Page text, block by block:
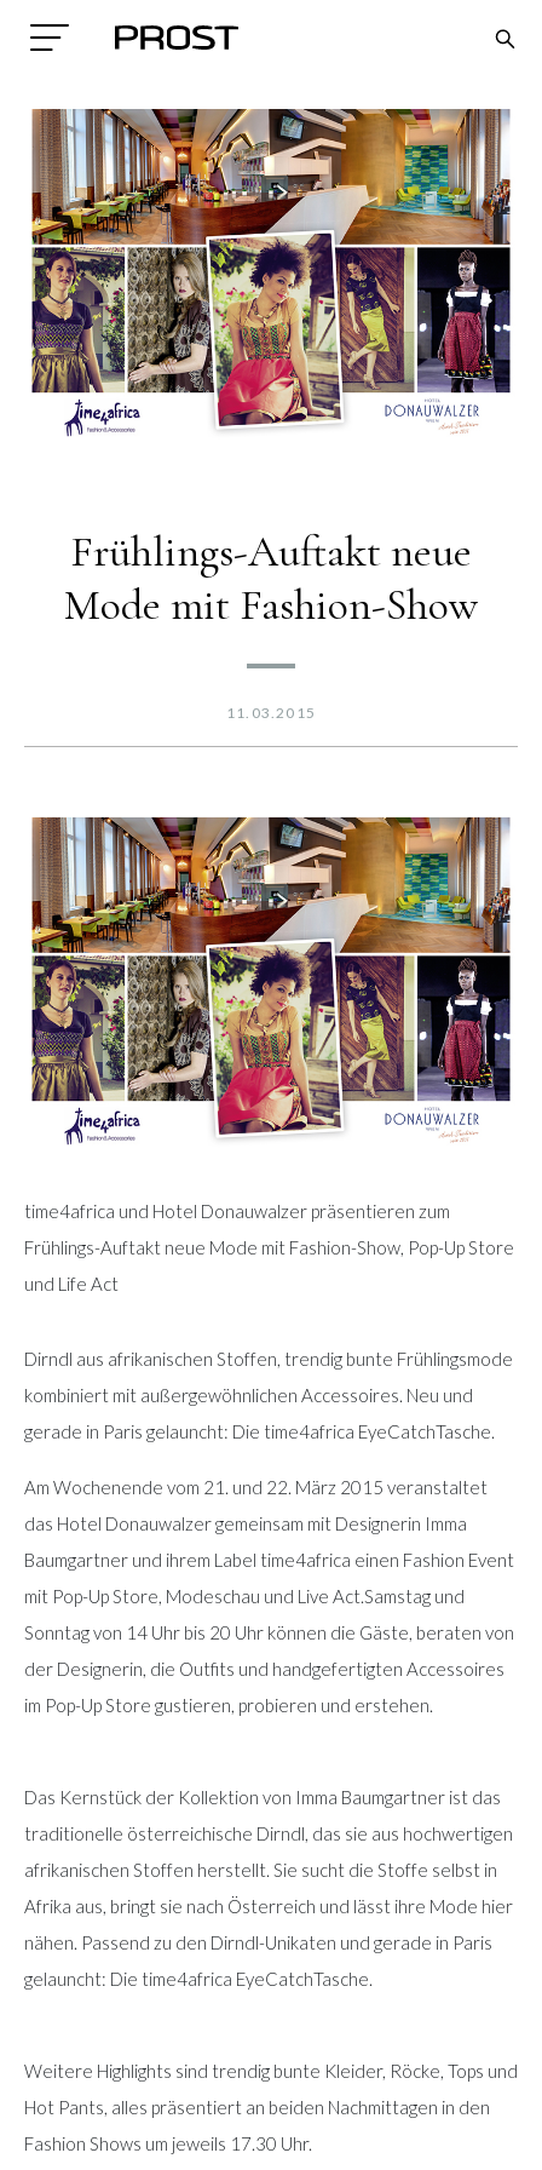
Search
Frühlings-Auftakt neue
Mode mit Fashion-Show
11.03.2015
time4africa und Hotel Donauwalzer präsentieren zum
Frühlings-Auftakt neue Mode mit Fashion-Show, Pop-Up Store
und Life Act
Dirndl aus afrikanischen Stoffen, trendig bunte Frühlingsmode
kombiniert mit außergewöhnlichen Accessoires. Neu und
gerade in Paris gelauncht: Die time4africa EyeCatchTasche.
Am Wochenende vom 21. und 22. März 2015 veranstaltet
das Hotel Donauwalzer gemeinsam mit Designerin Imma
Baumgartner und ihrem Label time4africa einen Fashion Event
mit Pop-Up Store, Modeschau und Live Act.Samstag und
Sonntag von 14 Uhr bis 20 Uhr können die Gäste, beraten von
der Designerin, die Outfits und handgefertigten Accessoires
im Pop-Up Store gustieren, probieren und erstehen.
Das Kernstück der Kollektion von Imma Baumgartner ist das
traditionelle österreichische Dirndl, das sie aus hochwertigen
afrikanischen Stoffen herstellt. Sie sucht die Stoffe selbst in
Afrika aus, bringt sie nach Österreich und lässt ihre Mode hier
nähen. Passend zu den Dirndl-Unikaten und gerade in Paris
gelauncht: Die time4africa EyeCatchTasche.
Weitere Highlights sind trendig bunte Kleider, Röcke, Tops und
Hot Pants, alles präsentiert an beiden Nachmittagen in den
Fashion Shows um jeweils 17.30 Uhr.